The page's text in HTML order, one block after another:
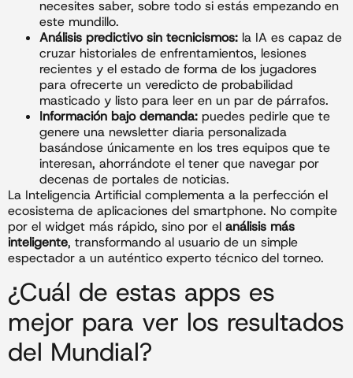
necesites saber, sobre todo si estás empezando en
este mundillo.
Análisis predictivo sin tecnicismos: la IA es capaz de
cruzar historiales de enfrentamientos, lesiones
recientes y el estado de forma de los jugadores
para ofrecerte un veredicto de probabilidad
masticado y listo para leer en un par de párrafos.
Información bajo demanda: puedes pedirle que te
genere una newsletter diaria personalizada
basándose únicamente en los tres equipos que te
interesan, ahorrándote el tener que navegar por
decenas de portales de noticias.
La Inteligencia Artificial complementa a la perfección el
ecosistema de aplicaciones del smartphone. No compite
por el widget más rápido, sino por el análisis más
inteligente, transformando al usuario de un simple
espectador a un auténtico experto técnico del torneo.
¿Cuál de estas apps es
mejor para ver los resultados
del Mundial?